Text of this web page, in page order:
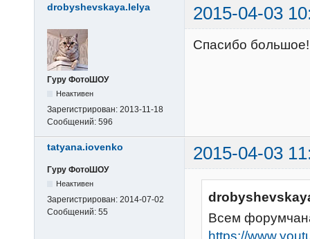
drobyshevskaya.lelya 2015-04-03
Гуру ФотоШОУ
Неактивен
Зарегистрирован: 2013-11-18
Сообщений: 596
Спасибо большое!
tatyana.iovenko 2015-04-03
Гуру ФотоШОУ
Неактивен
Зарегистрирован: 2014-07-02
Сообщений: 55
Всем